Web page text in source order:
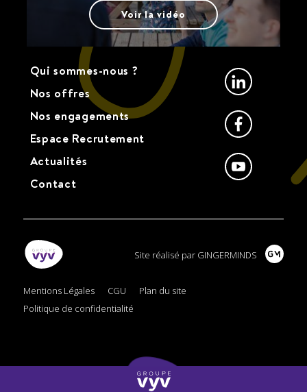
Qui sommes-nous ?
Nos offres
Nos engagements
Espace Recrutement
Actualités
Contact
Voir la vidéo
Linkedin
Facebook
Youtube
Mentions Légales CGU
Plan du site
Politique de confidentialité
Site réalisé par GINGERMINDS